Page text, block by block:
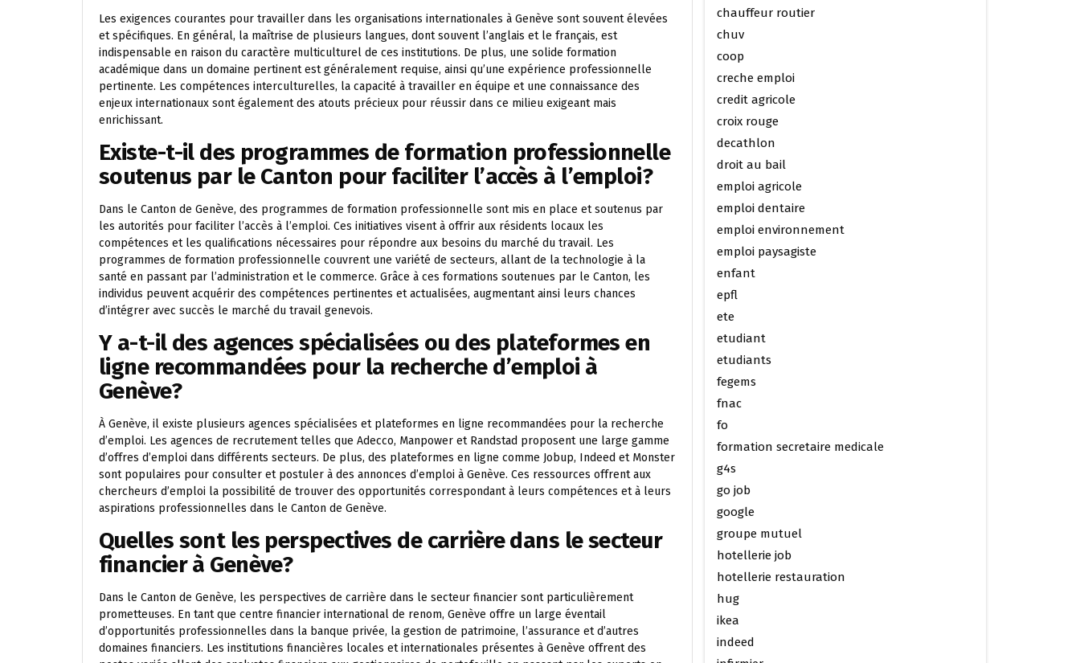
Les exigences courantes pour travailler dans les organisations internationales à Genève sont souvent élevées
et spécifiques. En général, la maîtrise de plusieurs langues, dont souvent l’anglais et le français, est
indispensable en raison du caractère multiculturel de ces institutions. De plus, une solide formation
académique dans un domaine pertinent est généralement requise, ainsi qu’une expérience professionnelle
pertinente. Les compétences interculturelles, la capacité à travailler en équipe et une connaissance des
enjeux internationaux sont également des atouts précieux pour réussir dans ce milieu exigeant mais
enrichissant.
Existe-t-il des programmes de formation professionnelle
soutenus par le Canton pour faciliter l’accès à l’emploi?
Dans le Canton de Genève, des programmes de formation professionnelle sont mis en place et soutenus par
les autorités pour faciliter l’accès à l’emploi. Ces initiatives visent à offrir aux résidents locaux les
compétences et les qualifications nécessaires pour répondre aux besoins du marché du travail. Les
programmes de formation professionnelle couvrent une variété de secteurs, allant de la technologie à la
santé en passant par l’administration et le commerce. Grâce à ces formations soutenues par le Canton, les
individus peuvent acquérir des compétences pertinentes et actualisées, augmentant ainsi leurs chances
d’intégrer avec succès le marché du travail genevois.
Y a-t-il des agences spécialisées ou des plateformes en
ligne recommandées pour la recherche d’emploi à
Genève?
À Genève, il existe plusieurs agences spécialisées et plateformes en ligne recommandées pour la recherche
d’emploi. Les agences de recrutement telles que Adecco, Manpower et Randstad proposent une large gamme
d’offres d’emploi dans différents secteurs. De plus, des plateformes en ligne comme Jobup, Indeed et Monster
sont populaires pour consulter et postuler à des annonces d’emploi à Genève. Ces ressources offrent aux
chercheurs d’emploi la possibilité de trouver des opportunités correspondant à leurs compétences et à leurs
aspirations professionnelles dans le Canton de Genève.
Quelles sont les perspectives de carrière dans le secteur
financier à Genève?
Dans le Canton de Genève, les perspectives de carrière dans le secteur financier sont particulièrement
prometteuses. En tant que centre financier international de renom, Genève offre un large éventail
d’opportunités professionnelles dans la banque privée, la gestion de patrimoine, l’assurance et d’autres
domaines financiers. Les institutions financières locales et internationales présentes à Genève offrent des
chauffeur routier
chuv
coop
creche emploi
credit agricole
croix rouge
decathlon
droit au bail
emploi agricole
emploi dentaire
emploi environnement
emploi paysagiste
enfant
epfl
ete
etudiant
etudiants
fegems
fnac
fo
formation secretaire medicale
g4s
go job
google
groupe mutuel
hotellerie job
hotellerie restauration
hug
ikea
indeed